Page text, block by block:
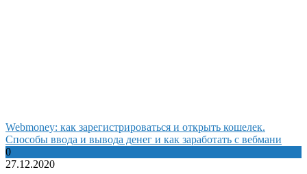
Webmoney: как зарегистрироваться и открыть кошелек.
Способы ввода и вывода денег и как заработать с вебмани
0
27.12.2020